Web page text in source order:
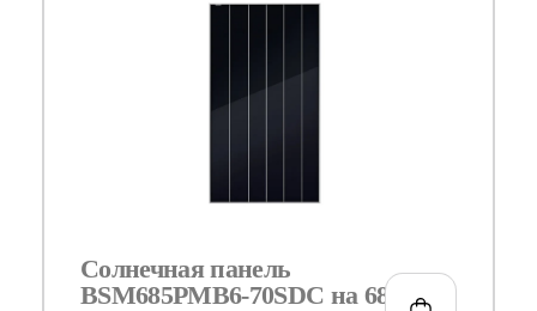
Солнечная панель
BSM685PMB6-70SDC на 685Вт